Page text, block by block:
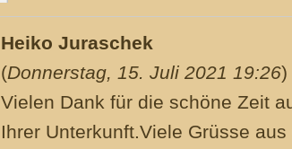
Heiko Juraschek
(Donnerstag, 15. Juli 2021 19:26)
Vielen Dank für die schöne Zeit
Ihrer Unterkunft.Viele Grüsse